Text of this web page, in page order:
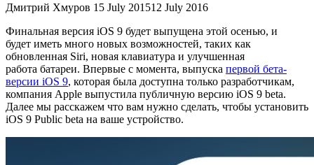
Дмитрий Хмуров 15 July 201512 July 2016
Финальная версия iOS 9 будет выпущена этой осенью, и
будет иметь много новых возможностей, таких как
обновленная Siri, новая клавиатура и улучшенная
работа батареи. Впервые с момента, выпуска первой бета-
версии iOS 9, которая была доступна только разработчикам,
компания Apple выпустила публичную версию iOS 9 beta.
Далее мы расскажем что вам нужно сделать, чтобы установить
iOS 9 Public beta на ваше устройство.